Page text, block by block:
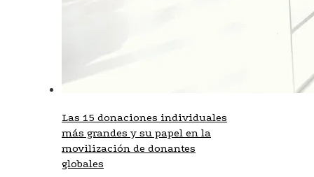
Las 15 donaciones individuales
más grandes y su papel en la
movilización de donantes
globales